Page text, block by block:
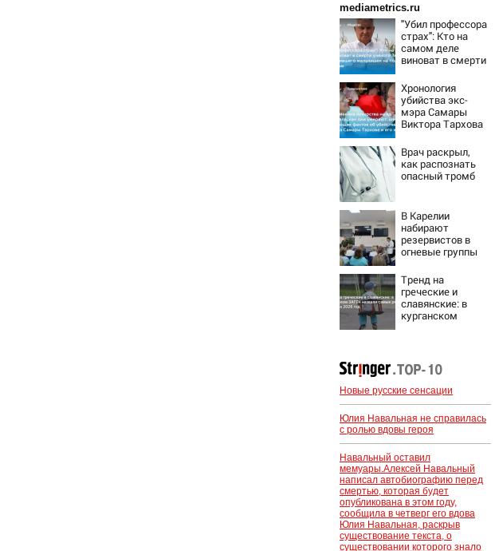
mediametrics.ru
"Убил профессора
страх": Кто на
самом деле
виноват в смерти
остановившего
мальчишек на
поле с горохом
Хронология
убийства экс-
мэра Самары
Виктора Тархова
шокирующих
фактов, новые
подробности
Врач раскрыл,
как распознать
опасный тромб
В Карелии
набирают
резервистов в
огневые группы
Тренд на
греческие и
славянские: в
курганском
Новые русские сенсации
Юлия Навальная не справилась
с ролью вдовы героя
Навальный оставил
мемуары.Алексей Навальный
написал автобиографию перед
смертью, которая будет
опубликована в этом году,
сообщила в четверг его вдова
Юлия Навальная, раскрыв
существование текста, о
существовании которого знало